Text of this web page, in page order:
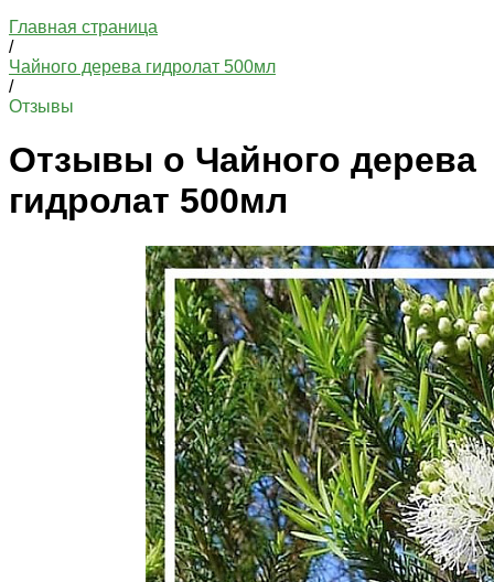
Главная страница
/
Чайного дерева гидролат 500мл
/
Отзывы
Отзывы о Чайного дерева
гидролат 500мл